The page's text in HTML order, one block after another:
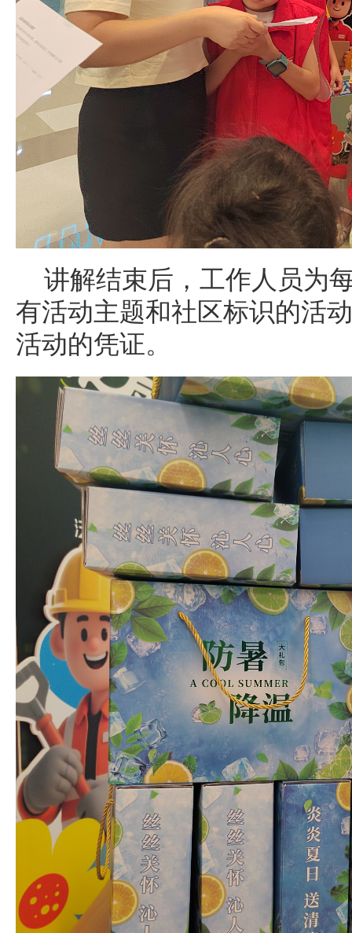
讲解结束后，工作人员为
有活动主题和社区标识的活
活动的凭证。